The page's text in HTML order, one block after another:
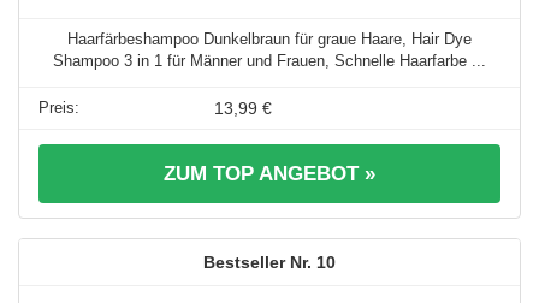
Haarfärbeshampoo Dunkelbraun für graue Haare, Hair Dye
Shampoo 3 in 1 für Männer und Frauen, Schnelle Haarfarbe ...
13,99 €
ZUM TOP ANGEBOT »
10